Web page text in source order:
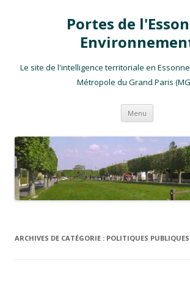
Portes de
Le site de l'intelligence territoriale en Essonne
Métropole du Grand Paris
Menu Aller au
ARCHIVES DE CATÉGORIE : POLITIQUES PUBLIQUES